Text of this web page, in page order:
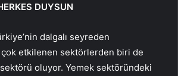
DUYSUN
dalgalı seyreden
etkilenen sektörlerden biri de
oluyor. Yemek sektöründeki